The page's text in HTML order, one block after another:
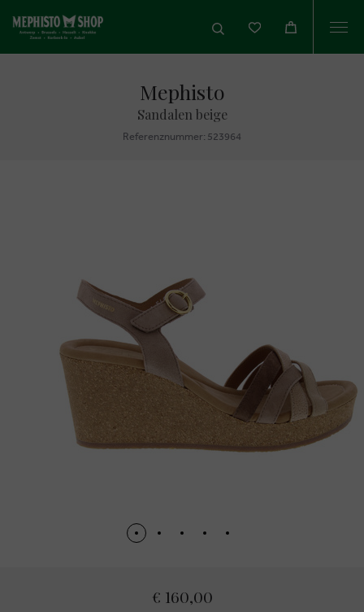
Mephisto
Sandalen beige
Referenznummer: 523964
€ 160,00